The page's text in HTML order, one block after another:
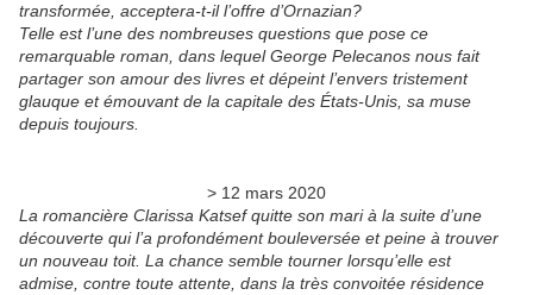
transformée, acceptera-t-il l’offre d’Ornazian?
Telle est l’une des nombreuses questions que pose ce
remarquable roman, dans lequel George Pelecanos nous fait
partager son amour des livres et dépeint l’envers tristement
glauque et émouvant de la capitale des États-Unis, sa muse
depuis toujours.
> 12 mars 2020
La romancière Clarissa Katsef quitte son mari à la suite d’une
découverte qui l’a profondément bouleversée et peine à trouver
un nouveau toit. La chance semble tourner lorsqu’elle est
admise, contre toute attente, dans la très convoitée résidence